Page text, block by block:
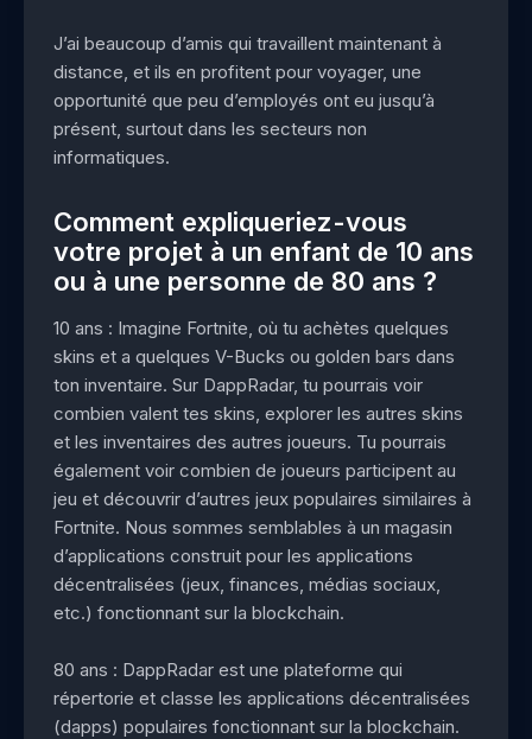
J’ai beaucoup d’amis qui travaillent maintenant à
distance, et ils en profitent pour voyager, une
opportunité que peu d’employés ont eu jusqu’à
présent, surtout dans les secteurs non
informatiques.
Comment expliqueriez-vous
votre projet à un enfant de 10 ans
ou à une personne de 80 ans ?
10 ans : Imagine Fortnite, où tu achètes quelques
skins et a quelques V-Bucks ou golden bars dans
ton inventaire. Sur DappRadar, tu pourrais voir
combien valent tes skins, explorer les autres skins
et les inventaires des autres joueurs. Tu pourrais
également voir combien de joueurs participent au
jeu et découvrir d’autres jeux populaires similaires à
Fortnite. Nous sommes semblables à un magasin
d’applications construit pour les applications
décentralisées (jeux, finances, médias sociaux,
etc.) fonctionnant sur la blockchain.
80 ans : DappRadar est une plateforme qui
répertorie et classe les applications décentralisées
(dapps) populaires fonctionnant sur la blockchain.